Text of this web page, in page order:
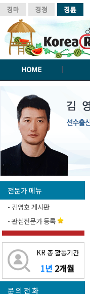
전문가 메뉴
- 김영호 게시판
-관심전문가 등록
KR 총 활동기간
1년 2개월
문 의 전 화